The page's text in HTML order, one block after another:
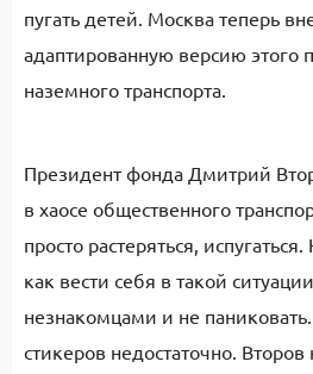
пугать детей. Москва теперь
адаптированную версию этого
наземного транспорта.
Президент фонда Дмитрий
в хаосе общественного
просто растеряться,
как вести себя в такой
незнакомцами и не
стикеров недостаточно. Второв